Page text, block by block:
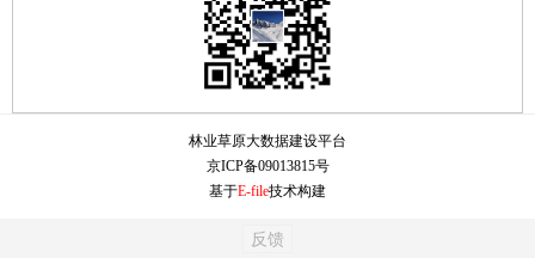
林业草原大数据建设平台
京ICP备09013815号
基于E-file技术构建
反馈